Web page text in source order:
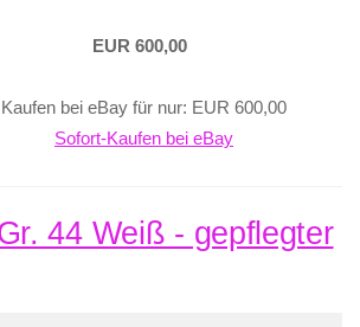
EUR 600,00
Kaufen bei eBay für nur: EUR 600,00
Sofort-Kaufen bei eBay
44 Weiß - gepflegter